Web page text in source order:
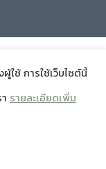
ใช้ การใช้เว็บไซต์นี้
รายละเอียดเพิ่ม